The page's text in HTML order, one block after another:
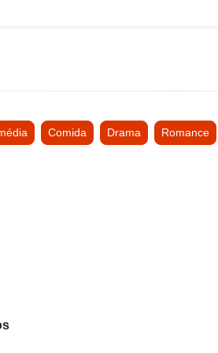
Comida Drama Romance